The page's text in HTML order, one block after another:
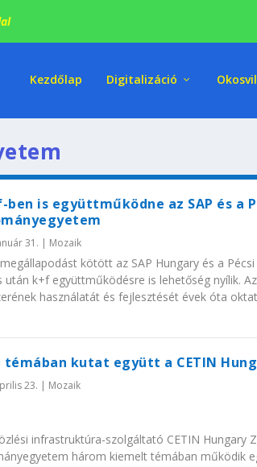
Kezdőlap Digitalizáció
ben is együttműködne az SAP és a
31. | Mozaik
kötött az SAP Hungary és a
után k+f együttműködésre is lehetőség nyílik.
használatát és fejlesztését évek óta
témában kutat együtt a CETIN
23. | Mozaik
infrastruktúra-szolgáltató CETIN Hungary
három kiemelt témában működik